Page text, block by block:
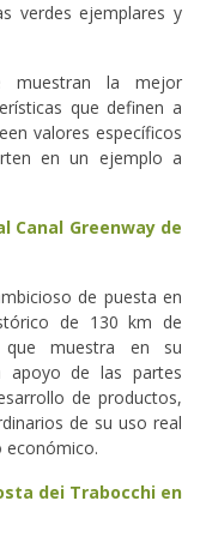
verdes ejemplares y
muestran la mejor
que definen a
valores específicos
en un ejemplo a
Canal Greenway de
de puesta en
de 130 km de
que muestra en su
apoyo de las partes
de productos,
de su uso real
económico.
dei Trabocchi en